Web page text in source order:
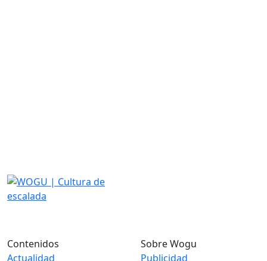
Contenidos
Actualidad
Sobre Wogu
Publicidad